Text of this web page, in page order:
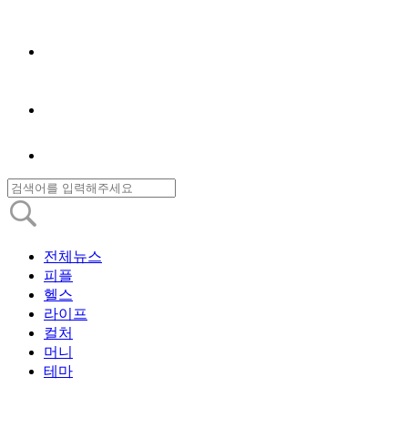
전체뉴스
피플
헬스
라이프
컬처
머니
테마